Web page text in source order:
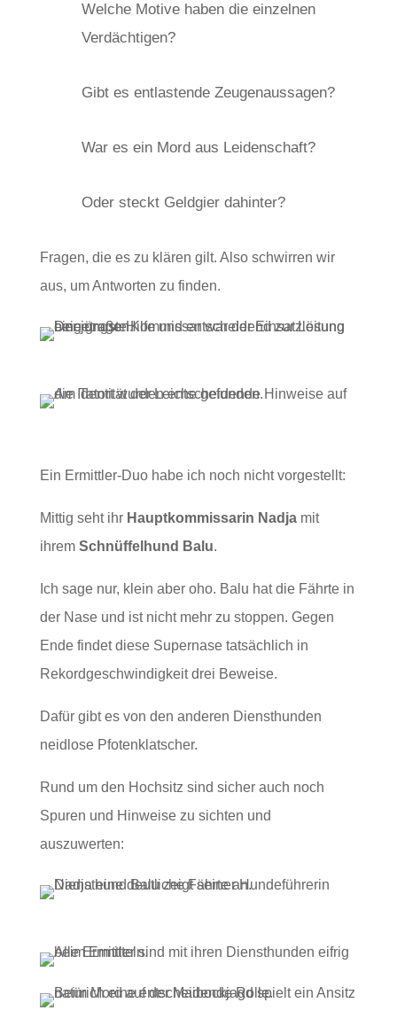
Welche Motive haben die einzelnen
Verdächtigen?
Gibt es entlastende Zeugenaussagen?
War es ein Mord aus Leidenschaft?
Oder steckt Geldgier dahinter?
Fragen, die es zu klären gilt. Also schwirren wir
aus, um Antworten zu finden.
Ein Ermittler-Duo habe ich noch nicht vorgestellt:
Mittig seht ihr Hauptkommissarin Nadjamit
ihrem Schnüffelhund Balu.
Ich sage nur, klein aber oho. Balu hat die Fährte in
der Nase und ist nicht mehr zu stoppen. Gegen
Ende findet diese Supernase tatsächlich in
Rekordgeschwindigkeit drei Beweise.
Dafür gibt es von den anderen Diensthunden
neidlose Pfotenklatscher.
Rund um den Hochsitz sind sicher auch noch
Spuren und Hinweise zu sichten und
auszuwerten: